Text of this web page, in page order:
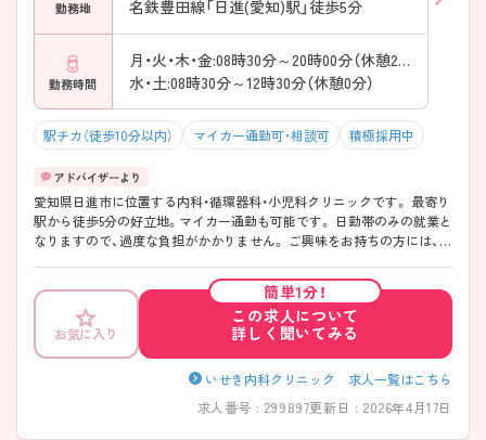
勤務地
名鉄豊田線「日進(愛知)駅」徒歩5分
勤務時間
月・火・木・金:08時30分～20時00分（休憩210分）
水・土:08時30分～12時30分（休憩0分）
駅チカ（徒歩10分以内） マイカー通勤可・相談可 積極採用中
愛知県日進市に位置する内科・循環器科・小児科クリニックです。 最寄り
駅から徒歩5分の好立地。マイカー通勤も可能です。 日勤帯のみの就業と
なりますので、過度な負担がかかりません。 ご興味をお持ちの方には、詳
お気に入り
簡単1分！
この求人について
詳しく聞いてみる
いせき内科クリニック 求人一覧はこちら
求人番号 : 299897更新日 : 2026年4月17日